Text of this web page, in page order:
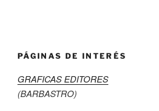
PÁGINAS DE INTERÉS
GRAFICAS EDITORES
(BARBASTRO)